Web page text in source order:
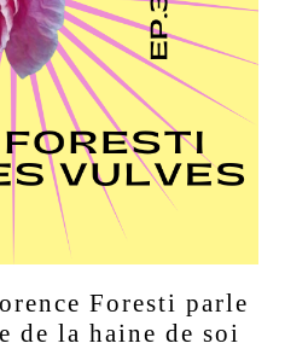
Foresti parle
de la haine de soi